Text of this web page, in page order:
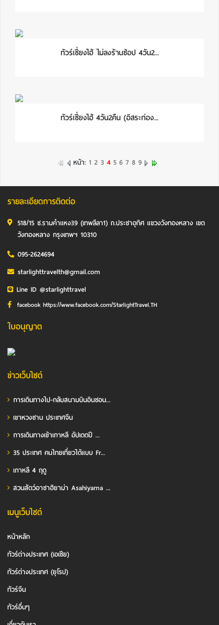
ทัวร์เซี่ยงไฮ้ ไม่ลงร้านช้อป 4วัน2...
ทัวร์เซี่ยงไฮ้ 4วัน2คืน (อิสระท่อง...
หน้า: 1 2 3 4 5 6 7 8 9
รายละเอียดการติดต่อ
518/15 ซ.รามคำแหง39 (เทพลีลา1) ถ.ประชาอุทิศ แขวงวังทองหลาง เขต
วังทองหลาง กรุงเทพฯ 10310
095-2624694
starlighttravelth@gmail.com
Line ID @starlighttravel
facebook https://www.facebook.com/StarlightTravel.TH
ใบอนุญาต
ข่าวเว็บไซต์
การเดินทางไป-กลับสนามบินอินชอน...
เขาหวงซาน ประเทศจีน
การเดินทางเข้าเกาหลี อัปเดตปี ...
35 ประเทศ คนไทยเที่ยวได้แบบ Fr...
เกาหลี 4 ฤดู
สวนสัตว์อาซาฮิยาม่า Asahiyama ...
เมนูเว็บไซต์
หน้าหลัก
ทัวร์ต่างประเทศ (เอเชีย)
ทัวร์ต่างประเทศ (ยุโรป)
ทัวร์จีน
ทัวร์อื่นๆ